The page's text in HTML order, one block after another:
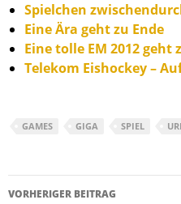
Spielchen
Eine Ära geht zu Ende
Eine tolle EM 2012 geht
Telekom Eishockey –
GAMES GIGA SPIEL
VORHERIGER BEITRAG